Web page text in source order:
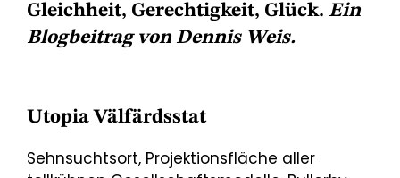
Gleichheit, Gerechtigkeit, Glück. Ein
Blogbeitrag von Dennis Weis.
Utopia Välfärdsstat
Sehnsuchtsort, Projektionsfläche aller